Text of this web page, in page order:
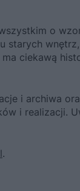
o
wnętrz,
ciekawą
i archiwa
i realizacji.
.